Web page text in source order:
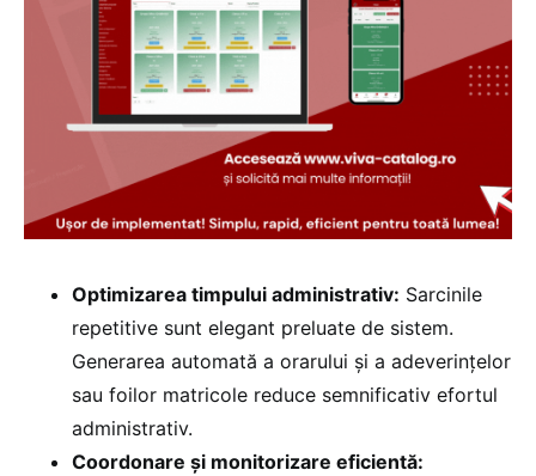
Optimizarea timpului administrativ: Sarcinile
repetitive sunt elegant preluate de sistem.
Generarea automată a orarului și a adeverințelor
sau foilor matricole reduce semnificativ efortul
administrativ.
Coordonare și monitorizare eficientă: